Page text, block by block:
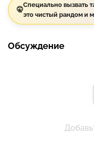
🤫
Специально вызвать
это чистый рандом и
Обсуждение